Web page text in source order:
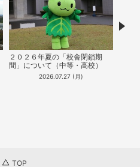
２０２６年夏の「校舎閉鎖期
間」について（中等・高校）
2026.07.27 (月)
TOP